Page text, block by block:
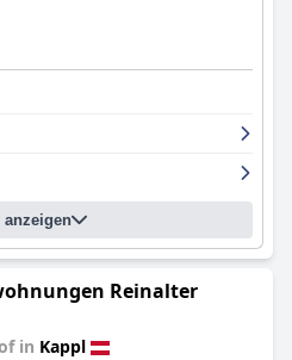
anzeigen
Reinalter
in Kappl